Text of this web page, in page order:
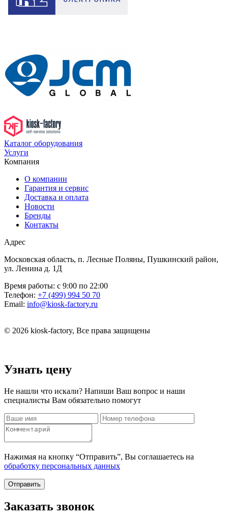
Каталог оборудования
Услуги
Компания
О компании
Гарантия и сервис
Доставка и оплата
Новости
Бренды
Контакты
Адрес
Московская область, п. Лесные Поляны, Пушкинский район,
ул. Ленина д. 1Д
Время работы: с 9:00 по 22:00
Телефон: +7 (499) 994 50 70
Email: info@kiosk-factory.ru
© 2026 kiosk-factory, Все права защищены
Узнать цену
Не нашли что искали? Напиши Ваш вопрос и наши
специалисты Вам обязательно помогут
Нажимая на кнопку “Отправить”, Вы соглашаетесь на
обработку персональных данных
Отправить
Заказать звонок